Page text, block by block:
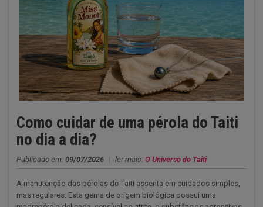
Como cuidar de uma pérola do Taiti
no dia a dia?
Publicado em: 09/07/2026 | ler mais: O Universo do Taiti
A manutenção das pérolas do Taiti assenta em cuidados simples,
mas regulares. Esta gema de origem biológica possui uma